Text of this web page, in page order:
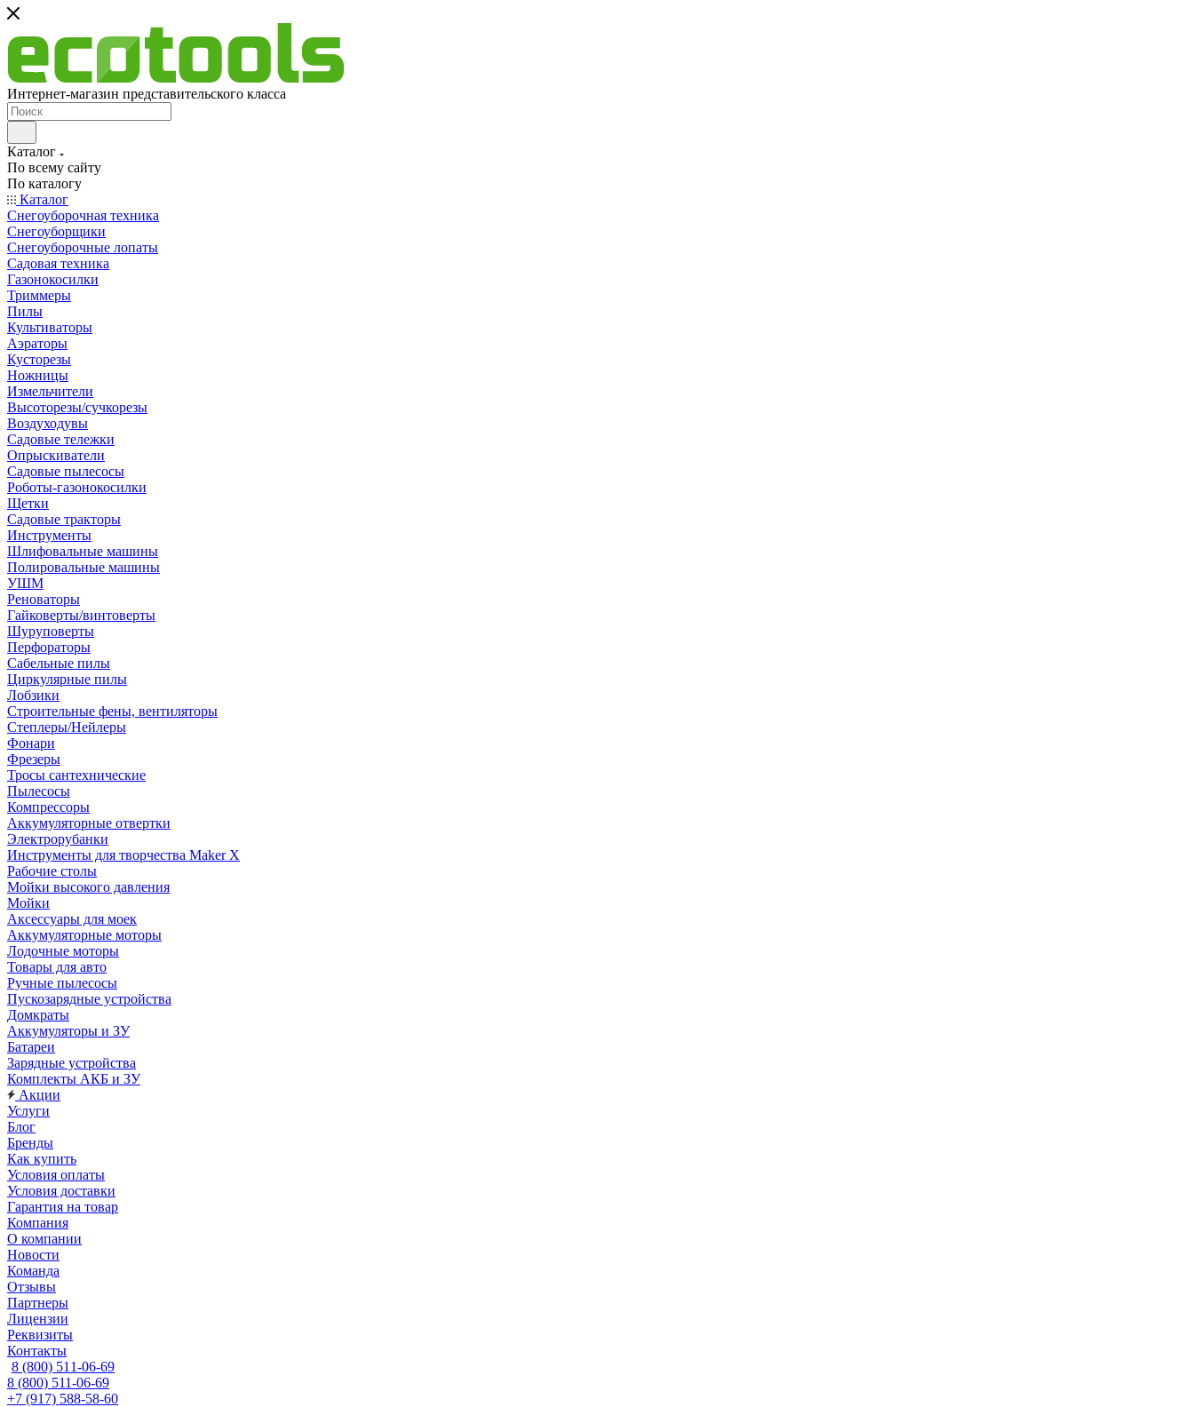
Интернет-магазин представительского класса
Каталог
По всему сайту
По каталогу
Каталог
Снегоуборочная техника
Снегоуборщики
Снегоуборочные лопаты
Садовая техника
Газонокосилки
Триммеры
Пилы
Культиваторы
Аэраторы
Кусторезы
Ножницы
Измельчители
Высоторезы/сучкорезы
Воздуходувы
Садовые тележки
Опрыскиватели
Садовые пылесосы
Роботы-газонокосилки
Щетки
Садовые тракторы
Инструменты
Шлифовальные машины
Полировальные машины
УШМ
Реноваторы
Гайковерты/винтоверты
Шуруповерты
Перфораторы
Сабельные пилы
Циркулярные пилы
Лобзики
Строительные фены, вентиляторы
Степлеры/Нейлеры
Фонари
Фрезеры
Тросы сантехнические
Пылесосы
Компрессоры
Аккумуляторные отвертки
Электрорубанки
Инструменты для творчества Maker X
Рабочие столы
Мойки высокого давления
Мойки
Аксессуары для моек
Аккумуляторные моторы
Лодочные моторы
Товары для авто
Ручные пылесосы
Пускозарядные устройства
Домкраты
Аккумуляторы и ЗУ
Батареи
Зарядные устройства
Комплекты АКБ и ЗУ
Акции
Услуги
Блог
Бренды
Как купить
Условия оплаты
Условия доставки
Гарантия на товар
Компания
О компании
Новости
Команда
Отзывы
Партнеры
Лицензии
Реквизиты
Контакты
8 (800) 511-06-69
8 (800) 511-06-69
+7 (917) 588-58-60